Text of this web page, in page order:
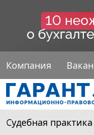
Компания
Судебная практика